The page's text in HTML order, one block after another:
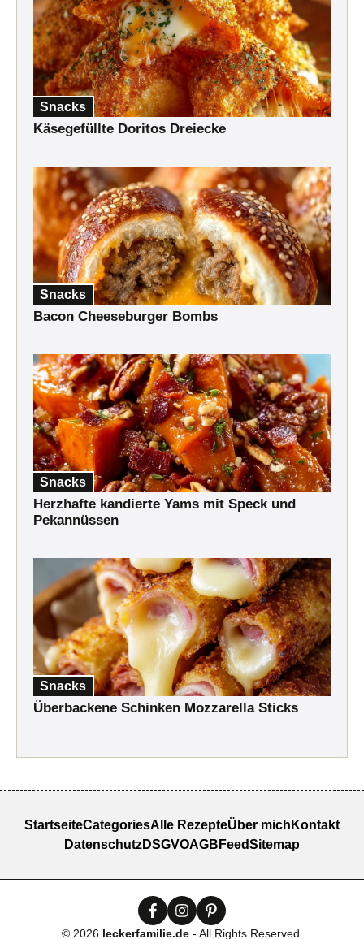
Snacks
Käsegefüllte Doritos Dreiecke
Snacks
Bacon Cheeseburger Bombs
Snacks
Herzhafte kandierte Yams mit Speck und
Pekannüssen
Snacks
Überbackene Schinken Mozzarella Sticks
StartseiteCategoriesAlle RezepteÜber mich Kontakt
DatenschutzDSGVOAGB FeedSitemap
© 2026 leckerfamilie.de- All Rights Reserved.